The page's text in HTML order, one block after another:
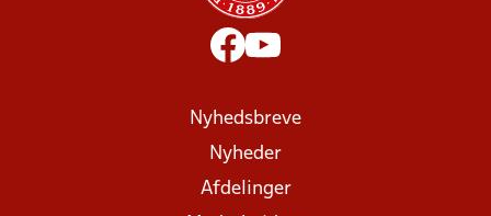
Nyhedsbreve
Nyheder
Afdelinger